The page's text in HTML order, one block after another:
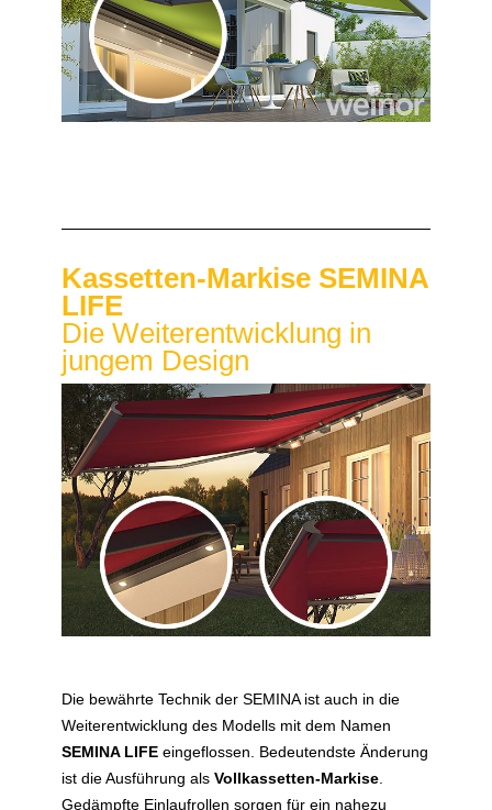
Kassetten-Markise SEMINA
LIFE
Die Weiterentwicklung in
jungem Design
Die bewährte Technik der SEMINA ist auch in die
Weiterentwicklung des Modells mit dem Namen
SEMINA LIFE eingeflossen. Bedeutendste Änderung
ist die Ausführung als Vollkassetten-Markise
Gedämpfte Einlaufrollen sorgen für ein nahezu